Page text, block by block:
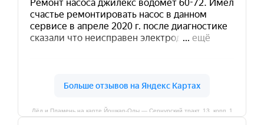
Лёд и Пламень на карте Йошкар‑Олы — Сернурский тракт, 13, корп. 1